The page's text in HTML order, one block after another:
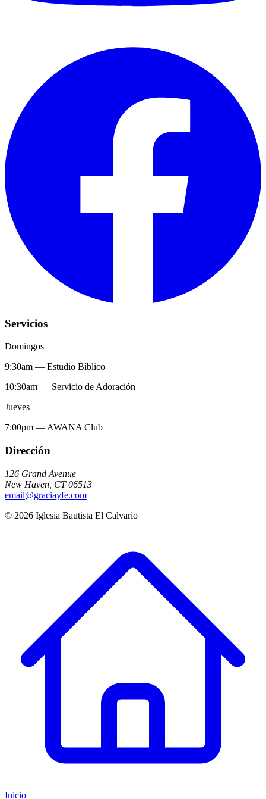
Servicios
Domingos
9:30am — Estudio Bíblico
10:30am — Servicio de Adoración
Jueves
7:00pm — AWANA Club
Dirección
126 Grand Avenue
New Haven CT 06513
email@graciayfe.com
© 2026 Iglesia Bautista El Calvario
Inicio